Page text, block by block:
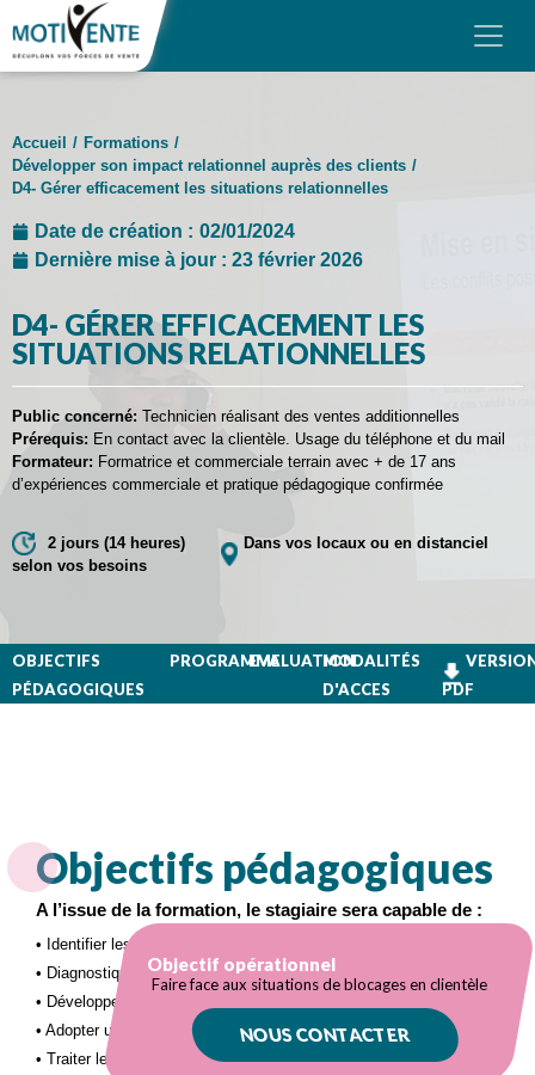
Panneau de gestion des cookies
Skip to main content
NOS FORMATS
FINANCEMENT
BLOG
CONTACT & DEVIS
Accueil / Formations /
Développer son impact relationnel auprès des clients /
D4- Gérer efficacement les situations relationnelles
Date de création : 02/01/2024
Dernière mise à jour : 23 février 2026
D4- GÉRER EFFICACEMENT LES
SITUATIONS RELATIONNELLES
Public concerné: Technicien réalisant des ventes additionnelles
Prérequis: En contact avec la clientèle. Usage du téléphone et du mail
Formateur: Formatrice et commerciale terrain avec + de 17 ans
d’expériences commerciale et pratique pédagogique confirmée
2 jours (14 heures)
Dans vos locaux ou en distanciel
selon vos besoins
OBJECTIFS
PÉDAGOGIQUES
PROGRAMMEEVALUATIONMODALITÉS
D'ACCES
PDF
Objectifs pédagogiques
A l’issue de la formation, le stagiaire sera capable de :
• Identifier les situations de tensions potentielles
• Diagnostiquer les attentes et préoccupations des clients
• Développer les techniques de communications adaptées
• Adopter une posture assertive et empathique
• Traiter les situations commerciales difficiles.
Objectif opérationnel
Faire face aux situations de blocages en clientèle
NOUS CONTACTER